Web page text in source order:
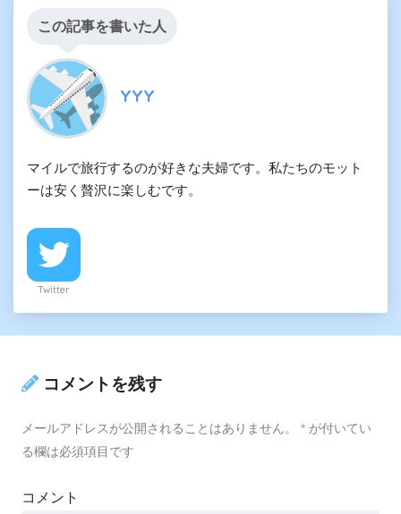
この記事を書いた人
YYY
マイルで旅行するのが好きな夫婦です。私たちのモット
ーは安く贅沢に楽しむです。
Twitter
コメントを残す
メールアドレスが公開されることはありません。 * が付いてい
る欄は必須項目です
コメント